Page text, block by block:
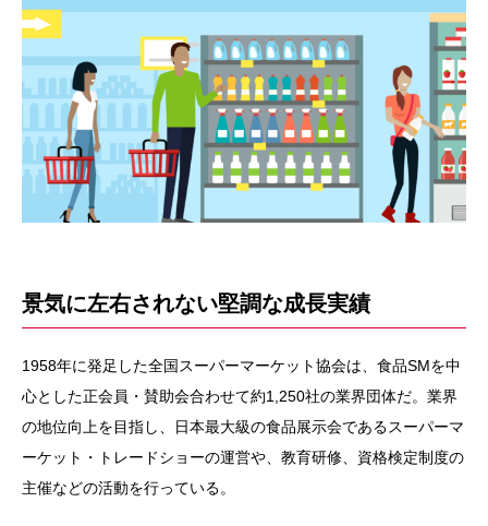
景気に左右されない堅調な成長実績
1958年に発足した全国スーパーマーケット協会は、食品SMを中
心とした正会員・賛助会合わせて約1,250社の業界団体だ。業界
の地位向上を目指し、日本最大級の食品展示会であるスーパーマ
ーケット・トレードショーの運営や、教育研修、資格検定制度の
主催などの活動を行っている。